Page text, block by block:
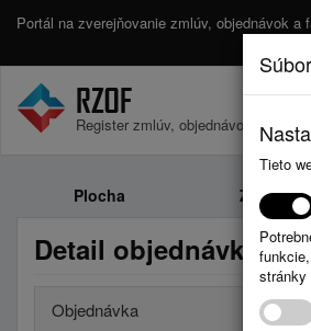
Portál na zverejňovanie zmlúv, objednávok a
Register zmlúv, objednávok a faktúr.
Plocha Zmluvy
Detail objednávky
Objednávka
Tieto
stránky